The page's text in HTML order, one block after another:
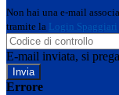
Non hai una e-mail
tramite la Login Spaggiari
E-mail inviata, si
Errore